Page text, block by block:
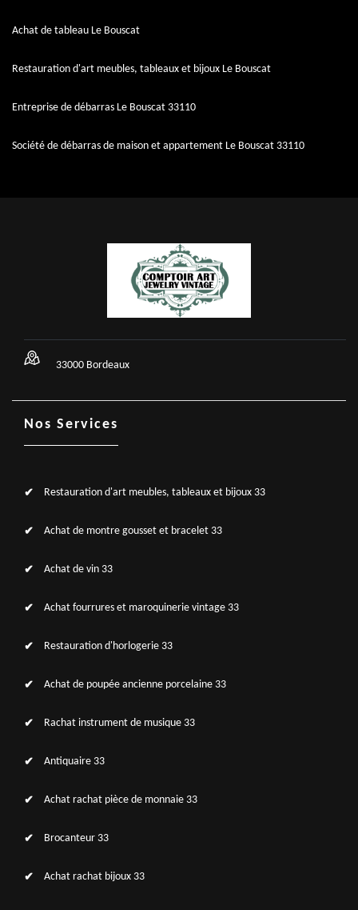
Achat de tableau Le Bouscat
Restauration d'art meubles, tableaux et bijoux Le Bouscat
Entreprise de débarras Le Bouscat 33110
Société de débarras de maison et appartement Le Bouscat 33110
33000 Bordeaux
Nos Services
Restauration d'art meubles, tableaux et bijoux 33
Achat de montre gousset et bracelet 33
Achat de vin 33
Achat fourrures et maroquinerie vintage 33
Restauration d'horlogerie 33
Achat de poupée ancienne porcelaine 33
Rachat instrument de musique 33
Antiquaire 33
Achat rachat pièce de monnaie 33
Brocanteur 33
Achat rachat bijoux 33